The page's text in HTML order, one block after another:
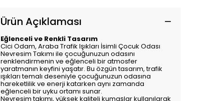
Ürün Açıklaması
Eğlenceli ve Renkli Tasarım
Cici Odam, Araba Trafik Işıkları İsimli Çocuk Odası
Nevresim Takımı ile çocuğunuzun odasını
renklendirmenin ve eğlenceli bir atmosfer
yaratmanın keyfini yaşatır. Bu özgün tasarım, trafik
ışıkları temalı deseniyle çocuğunuzun odasına
hareketlilik ve enerji katarken aynı zamanda
eğlenceli bir uyku ortamı sunar.
Nevresim takımı, yüksek kaliteli kumaşlar kullanılarak